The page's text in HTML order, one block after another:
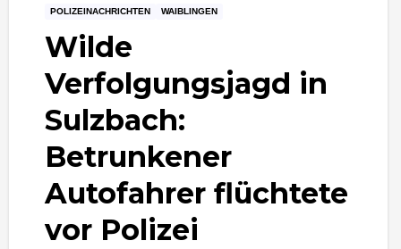
POLIZEINACHRICHTEN WAIBLINGEN
Wilde
Verfolgungsjagd in
Sulzbach:
Betrunkener
Autofahrer flüchtete
vor Polizei